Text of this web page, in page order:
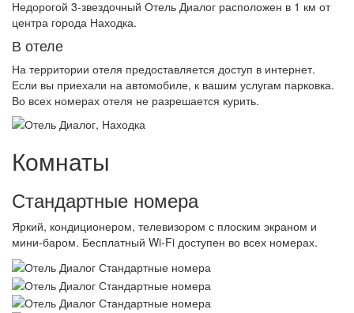
Недорогой 3-звездочный Отель Диалог расположен в 1 км от
центра города Находка.
В отеле
На территории отеля предоставляется доступ в интернет.
Если вы приехали на автомобиле, к вашим услугам парковка.
Во всех номерах отеля не разрешается курить.
Комнаты
Стандартные номера
Яркий, кондиционером, телевизором с плоским экраном и
мини-баром. Бесплатный Wi-Fi доступен во всех номерах.